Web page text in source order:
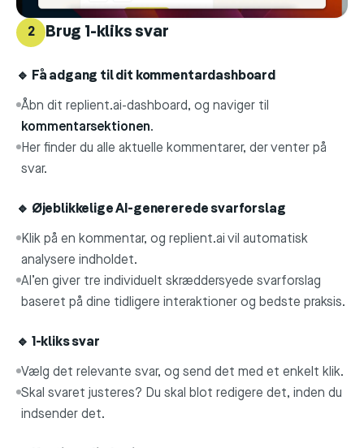
2 Brug 1-kliks svar
🔹 Få adgang til dit kommentardashboard
Åbn dit replient.ai-dashboard, og naviger til
kommentarsektionen.
Her finder du alle aktuelle kommentarer, der venter på
svar.
🔹 Øjeblikkelige AI-genererede svarforslag
Klik på en kommentar, og replient.ai vil automatisk
analysere indholdet.
AI’en giver tre individuelt skræddersyede svarforslag
baseret på dine tidligere interaktioner og bedste praksis.
🔹 1-kliks svar
Vælg det relevante svar, og send det med et enkelt klik.
Skal svaret justeres? Du skal blot redigere det, inden du
indsender det.